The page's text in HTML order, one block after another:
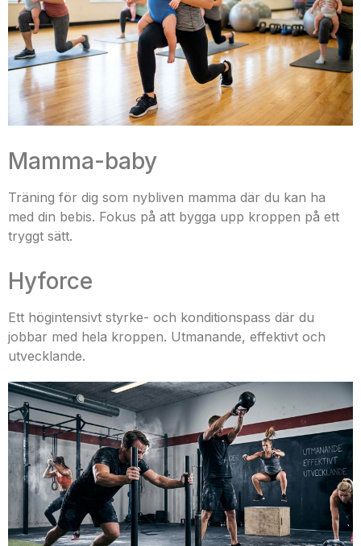
Mamma-baby
Träning för dig som nybliven mamma där du kan ha
med din bebis. Fokus på att bygga upp kroppen på ett
tryggt sätt.
Hyforce
Ett högintensivt styrke- och konditionspass där du
jobbar med hela kroppen. Utmanande, effektivt och
utvecklande.